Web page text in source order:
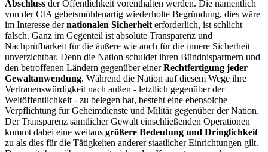
Abschluss der Öffentlichkeit vorenthalten werden. Die namentlich
von der CIA gebetsmühlenartig wiederholte Begründung, dies wäre
im Interesse dernationalen Sicherheit erforderlich, ist schlicht
falsch. Ganz im Gegenteil ist absolute Transparenz und
Nachprüfbarkeit für die äußere wie auch für die innere Sicherheit
unverzichtbar. Denn die Nation schuldet ihren Bündnispartnern und
den betroffenen Ländern gegenüber einerRechtfertigung jeder
Gewaltanwendung. Während die Nation auf diesem Wege ihre
Vertrauenswürdigkeit nach außen - letztlich gegenüber der
Weltöffentlichkeit - zu belegen hat, besteht eine ebensolche
Verpflichtung für Geheimdienste und Militär gegenüber der Nation.
Der Transparenz sämtlicher Gewalt einschließenden Operationen
kommt dabei eine weitaus größere Bedeutung und Dringlichkeit
zu als dies für die Tätigkeiten anderer staatlicher Einrichtungen gilt.